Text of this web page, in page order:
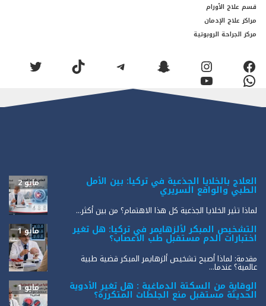
قسم علاج الأورام
مراكز علاج الإدمان
مركز الجراحة الروبوتية
فيسبوكإنستجرام
سناب شات تيليجرامتيك توك تويتر
واتسابيوتيوب
العلاج بالخلايا الجذعية في تركيا: بين الأمل
الطبي والواقع السريري
مايو 2
لماذا تثير الخلايا الجذعية كل هذا الاهتمام؟ من بين أكثر...
التشخيص المبكر لألزهايمر في تركيا: هل تغير
اختبارات الدم مستقبل طب الأعصاب؟
مايو 1
مقدمة: لماذا أصبح تشخيص ألزهايمر المبكر قضية طبية
عالمية؟ عندما...
الوقاية من السكتة الدماغية : هل تغير الأدوية
الحديثة مستقبل منع الجلطات المتكررة؟
مايو 1